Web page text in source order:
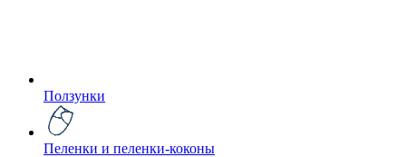
Ползунки
Пеленки и пеленки-коконы